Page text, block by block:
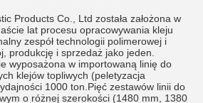
Products Co., Ltd została założona w
lat procesu opracowywania kleju
zespół technologii polimerowej i
produkcję i sprzedaż jako jeden.
wyposażona w importowaną linię do
klejów topliwych (peletyzacja
1000 ton.Pięć zestawów linii do
o różnej szerokości (1480 mm, 1380